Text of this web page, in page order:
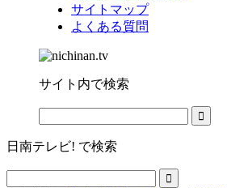
サイトマップ
よくある質問
サイト内で検索
日南テレビ! で検索